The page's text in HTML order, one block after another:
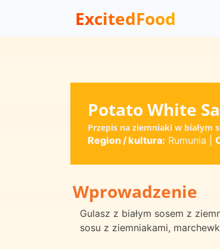
ExcitedFood
Potato White
Przepis na ziemniaki w białym
Region / kultura: Rumunia
Wprowadzenie
Gulasz z białym sosem z
sosu z ziemniakami,